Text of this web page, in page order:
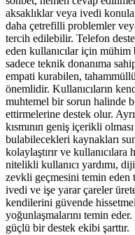
aksaklıklar veya ivedi
daha çetrefilli problemler
tercih edilebilir. Telefon
eden kullanıcılar için
sadece teknik donanıma
empati kurabilen,
önemlidir. Kullanıcıların
muhtemel bir sorun halinde
ettirmelerine destek olur.
kısmının geniş içerikli
bulabilecekleri kaynakları
kolaylaştırır ve kullanıcılara
nitelikli kullanıcı yardımı,
zevkli geçmesini temin eden
ivedi ve işe yarar çareler
kendilerini güvende
yoğunlaşmalarını temin
güçlü bir destek ekibi şarttır.